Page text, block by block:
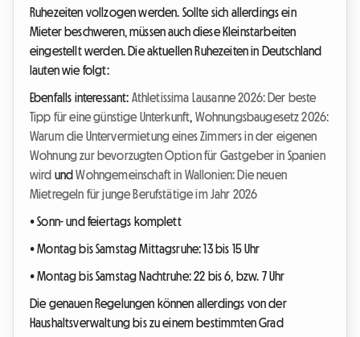
Ruhezeiten vollzogen werden. Sollte sich allerdings ein
Mieter beschweren, müssen auch diese Kleinstarbeiten
eingestellt werden. Die aktuellen Ruhezeiten in Deutschland
lauten wie folgt:
Ebenfalls interessant: Athletissima Lausanne 2026: Der beste
Tipp für eine günstige Unterkunft Wohnungsbaugesetz 2026:
Warum die Untervermietung eines Zimmers in der eigenen
Wohnung zur bevorzugten Option für Gastgeber in Spanien
wird undWohngemeinschaft in Wallonien: Die neuen
Mietregeln für junge Berufstätige im Jahr 2026
• Sonn- und feiertags komplett
• Montag bis Samstag Mittagsruhe: 13 bis 15 Uhr
• Montag bis Samstag Nachtruhe: 22 bis 6, bzw. 7 Uhr
Die genauen Regelungen können allerdings von der
Haushaltsverwaltung bis zu einem bestimmten Grad